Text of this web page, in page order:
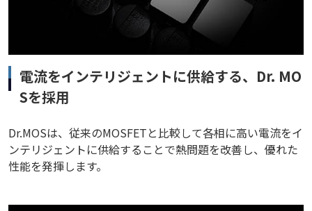
電流をインテリジェントに供給する、Dr. MO
Sを採用
Dr.MOSは、従来のMOSFETと比較して各相に高い電流をイ
ンテリジェントに供給することで熱問題を改善し、優れた
性能を発揮します。